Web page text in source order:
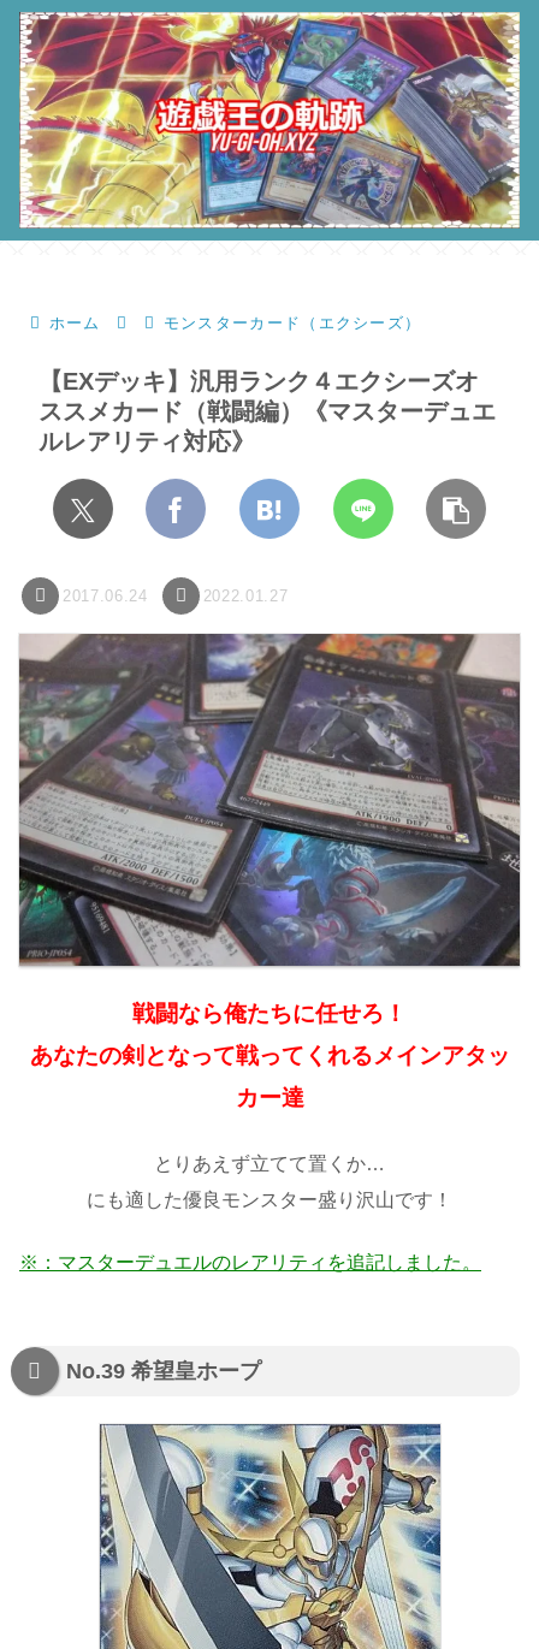
ホーム モンスターカード（エクシーズ）
【EXデッキ】汎用ランク４エクシーズオ
ススメカード（戦闘編）《マスターデュエ
ルレアリティ対応》
2017.06.24 2022.01.27
戦闘なら俺たちに任せろ！
あなたの剣となって戦ってくれるメインアタッ
カー達
とりあえず立てて置くか…
にも適した優良モンスター盛り沢山です！
※：マスターデュエルのレアリティを追記しました。
No.39 希望皇ホープ